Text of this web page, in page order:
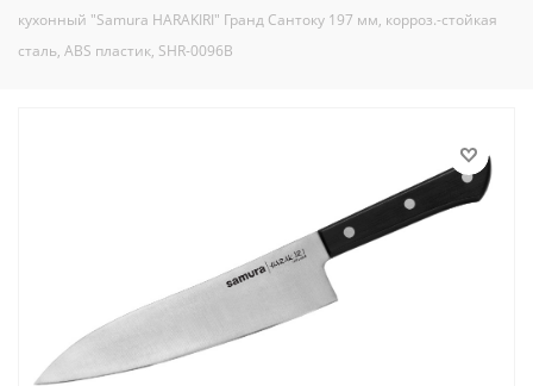
кухонный "Samura HARAKIRI" Гранд Сантоку 197 мм, корроз.-стойкая
сталь, ABS пластик, SHR-0096B